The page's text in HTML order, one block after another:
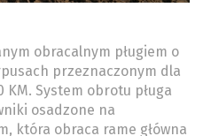
obracalnym pługiem o
przeznaczonym dla
System obrotu pługa
osadzone na
która obraca rame główna